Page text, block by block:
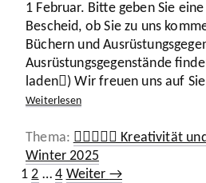
1 Februar. Bitte geben Sie
Bescheid, ob Sie zu uns
Büchern und
Ausrüs­tungs­ge­gen­stände
laden) Wir freuen uns auf
Weiter­lesen
Kategorien
🧚‍♀️🧜🏼‍♂️ Kreativität
Winter 2025
Seite
1 Seite
2 … Seite
4 Weiter →